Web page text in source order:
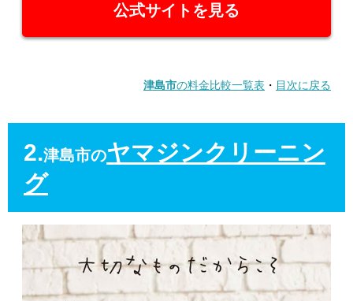
公式サイトを見る
津島市の料金比較一覧表 ・ 目次に戻る
2.津島市のヤマジンクリーニン
グ